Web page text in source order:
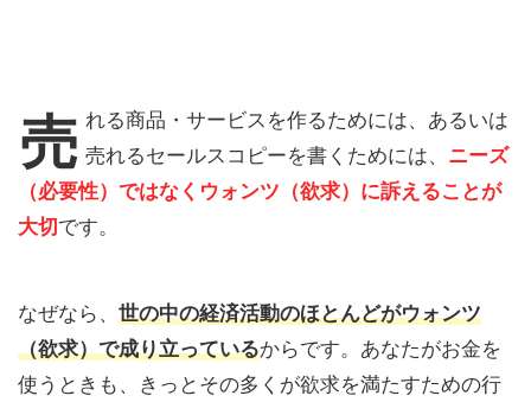
売れる商品・サービスを作るためには、あるいは 売れるセールスコピーを書くためには、 ニーズ
（必要性）ではなくウォンツ（欲求）に訴えることが
大切 です。
なぜなら、 世の中の経済活動のほとんどがウォンツ
（欲求）で成り立っているからです。あなたがお金を
使うときも、きっとその多くが欲求を満たすための行